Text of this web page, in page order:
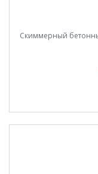
Скиммерный